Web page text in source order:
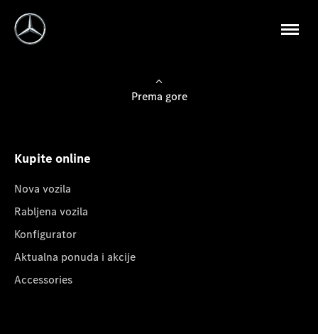
Prema gore
Kupite online
Nova vozila
Rabljena vozila
Konfigurator
Aktualna ponuda i akcije
Accessories